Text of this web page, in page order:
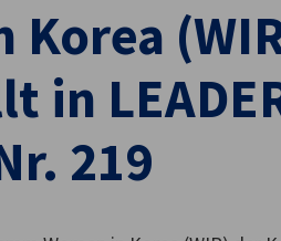
German
Korea
in
219